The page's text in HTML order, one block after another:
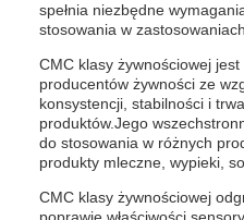
spełnia niezbędne
stosowania w
CMC klasy żywnościowej
producentów żywności ze
konsystencji, stabilności i
produktów.Jego
do stosowania w różnych
produkty mleczne, wypieki,
CMC klasy żywnościowej